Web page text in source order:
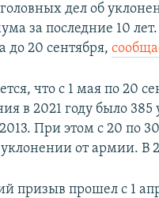
дел об
за последние 10
до 20 сентября,
что с 1 мая по 20
в 2021 году было
При этом с 20 по
уклонении от армии. В
призыв прошел с 1